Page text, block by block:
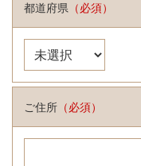
都道府県 （必須）
ご住所 （必須）